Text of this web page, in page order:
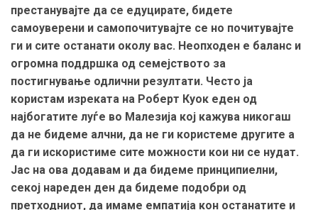
престанувајте да се едуцирате, бидете
самоуверени и самопочитувајте се но почитувајте
ги и сите останати околу вас. Неопходен е баланс и
огромна поддршка од семејството за
постигнување одлични резултати. Често ја
користам изреката на Роберт Куок еден од
најбогатите луѓе во Малезија кој кажува никогаш
да не бидеме алчни, да не ги користеме другите а
да ги искористиме сите можности кои ни се нудат.
Јас на ова додавам и да бидеме принципиелни,
секој нареден ден да бидеме подобри од
претходниот, да имаме емпатија кон останатите и